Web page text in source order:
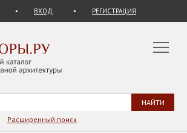
ВХОД РЕГИСТРАЦИЯ
Расширенный поиск